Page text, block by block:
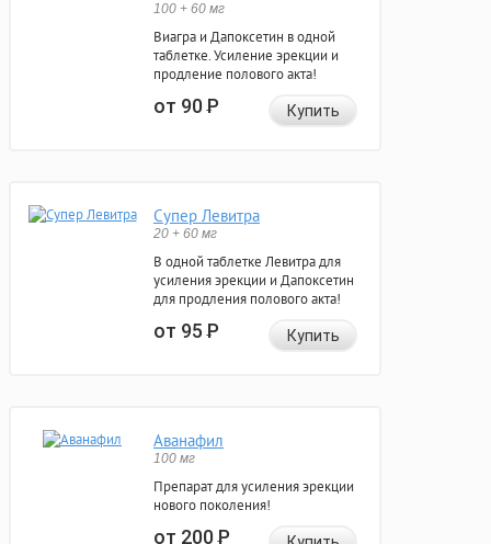
100 + 60 мг
Виагра и Дапоксетин в одной
таблетке. Усиление эрекции и
продление полового акта!
от 90Р Купить
Супер Левитра
20 + 60 мг
В одной таблетке Левитра для
усиления эрекции и Дапоксетин
для продления полового акта!
от 95Р Купить
Аванафил
100 мг
Препарат для усиления эрекции
нового поколения!
от 200Р